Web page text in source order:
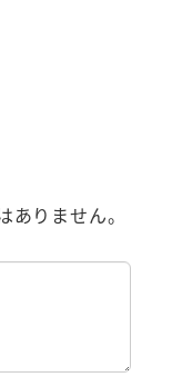
りません。